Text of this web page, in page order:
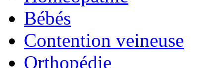
Bébés
Contention veineuse
Orthopédie